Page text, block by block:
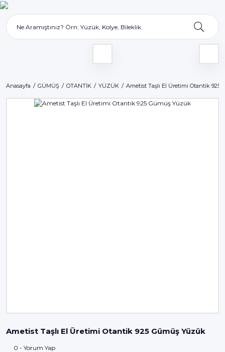
Anasayfa GÜMÜŞ OTANTİK YÜZÜK Ametist Taşlı El Üretimi Otantik 925
Ametist Taşlı El Üretimi Otantik 925 Gümüş Yüzük
0 - Yorum Yap